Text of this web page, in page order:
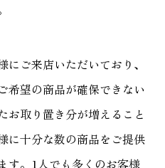
ご来店いただいており、
希望の商品が確保できない
お取り置き分が増えること
に十分な数の商品をご提供
す。1人でも多くのお客様